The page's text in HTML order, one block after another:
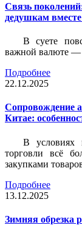
Связь
дедушкам
В суете
важной валюте —
Подробнее
22.12.2025
Сопровождение
Китае:
В условиях
торговли всё
закупками
Подробнее
13.12.2025
Зимняя обрезка